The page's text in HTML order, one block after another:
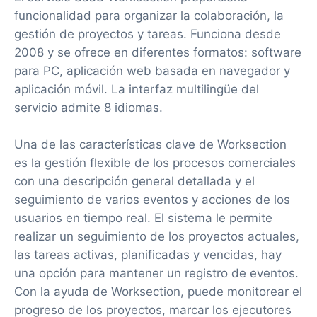
funcionalidad para organizar la colaboración, la
gestión de proyectos y tareas. Funciona desde
2008 y se ofrece en diferentes formatos: software
para PC, aplicación web basada en navegador y
aplicación móvil. La interfaz multilingüe del
servicio admite 8 idiomas.
Una de las características clave de Worksection
es la gestión flexible de los procesos comerciales
con una descripción general detallada y el
seguimiento de varios eventos y acciones de los
usuarios en tiempo real. El sistema le permite
realizar un seguimiento de los proyectos actuales,
las tareas activas, planificadas y vencidas, hay
una opción para mantener un registro de eventos.
Con la ayuda de Worksection, puede monitorear el
progreso de los proyectos, marcar los ejecutores